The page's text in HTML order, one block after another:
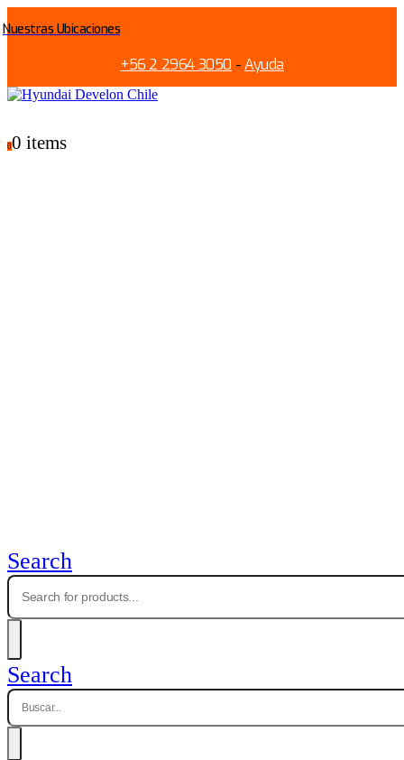
Nuestras Ubicaciones
+56 2 2964 3050 -Ayuda
00 items
Search
Search